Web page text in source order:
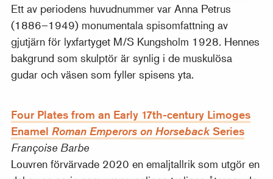
Ett av periodens huvudnummer var Anna Petrus
(1886–1949) monumentala spisomfattning av
gjutjärn för lyxfartyget M/S Kungsholm 1928. Hennes
bakgrund som skulptör är synlig i de muskulösa
gudar och väsen som fyller spisens yta.
Four Plates from an Early 17th-century Limoges
EnamelRoman Emperors on Horseback Series
Françoise Barbe
Louvren förvärvade 2020 en emaljtallrik som utgör en